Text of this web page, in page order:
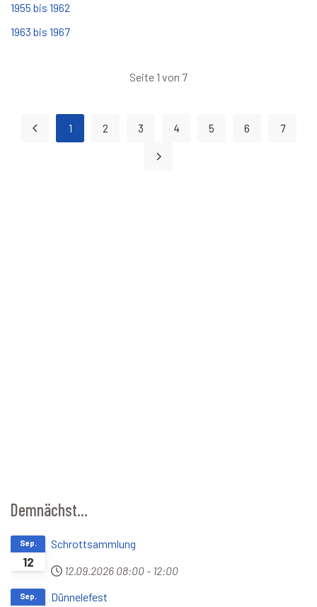
1955 bis 1962
1963 bis 1967
Seite 1 von 7
1 2 3 4 5 6 7
Demnächst...
12
Sep.
Schrottsammlung
12.09.2026 08:00 - 12:00
Sep.
Dünnelefest